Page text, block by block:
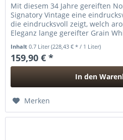
Mit diesem 34 Jahre gereiften
Signatory Vintage eine
die eindrucksvoll zeigt, welch
Eleganz lange gereifter Grain
Inhalt0.7 Liter(228,43 € * / 1 Liter)
159,90 € *
In den
Merken